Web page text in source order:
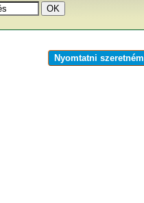
Nyomtatni szeretném